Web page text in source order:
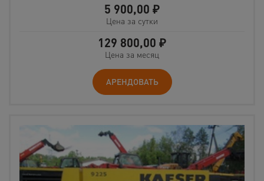
5 900,00 ₽
Цена за сутки
129 800,00 ₽
Цена за месяц
АРЕНДОВАТЬ